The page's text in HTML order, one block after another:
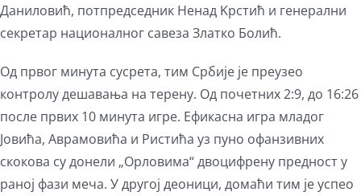
Даниловић, потпредседник Ненад Kрстић и генерални
секретар националног савеза Златко Болић.
Од првог минута сусрета, тим Србије је преузео
контролу дешавања на терену. Од почетних 2:9, до 16:26
после првих 10 минута игре. Ефикасна игра младог
Јовића, Аврамовића и Ристића уз пуно офанзивних
скокова су донели „Орловима“ двоцифрену предност у
раној фази меча. У другој деоници, домаћи тим је успео